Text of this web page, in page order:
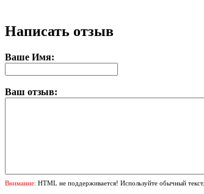
Написать отзыв
Ваше Имя:
Ваш отзыв:
Внимание: HTML не поддерживается! Используйте обычный текст.